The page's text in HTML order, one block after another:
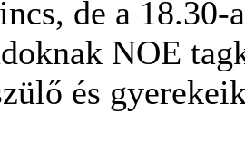
de a
NOE
és